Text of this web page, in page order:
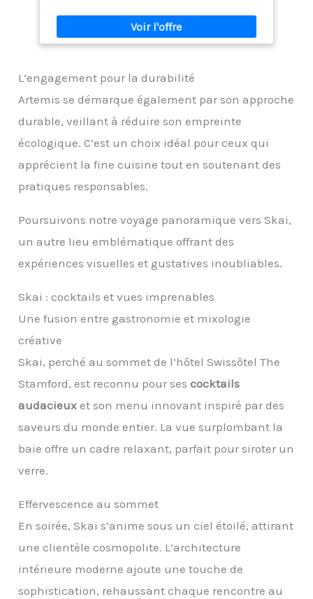
L’engagement pour la durabilité
Artemis se démarque également par son approche
durable, veillant à réduire son empreinte
écologique. C’est un choix idéal pour ceux qui
apprécient la fine cuisine tout en soutenant des
pratiques responsables.
Poursuivons notre voyage panoramique vers Skai,
un autre lieu emblématique offrant des
expériences visuelles et gustatives inoubliables.
Skai : cocktails et vues imprenables
Une fusion entre gastronomie et mixologie
créative
Skai, perché au sommet de l’hôtel Swissôtel The
Stamford, est reconnu pour sescocktails
audacieux et son menu innovant inspiré par des
saveurs du monde entier. La vue surplombant la
baie offre un cadre relaxant, parfait pour siroter un
verre.
Effervescence au sommet
En soirée, Skai s’anime sous un ciel étoilé, attirant
une clientèle cosmopolite. L’architecture
intérieure moderne ajoute une touche de
sophistication, rehaussant chaque rencontre au